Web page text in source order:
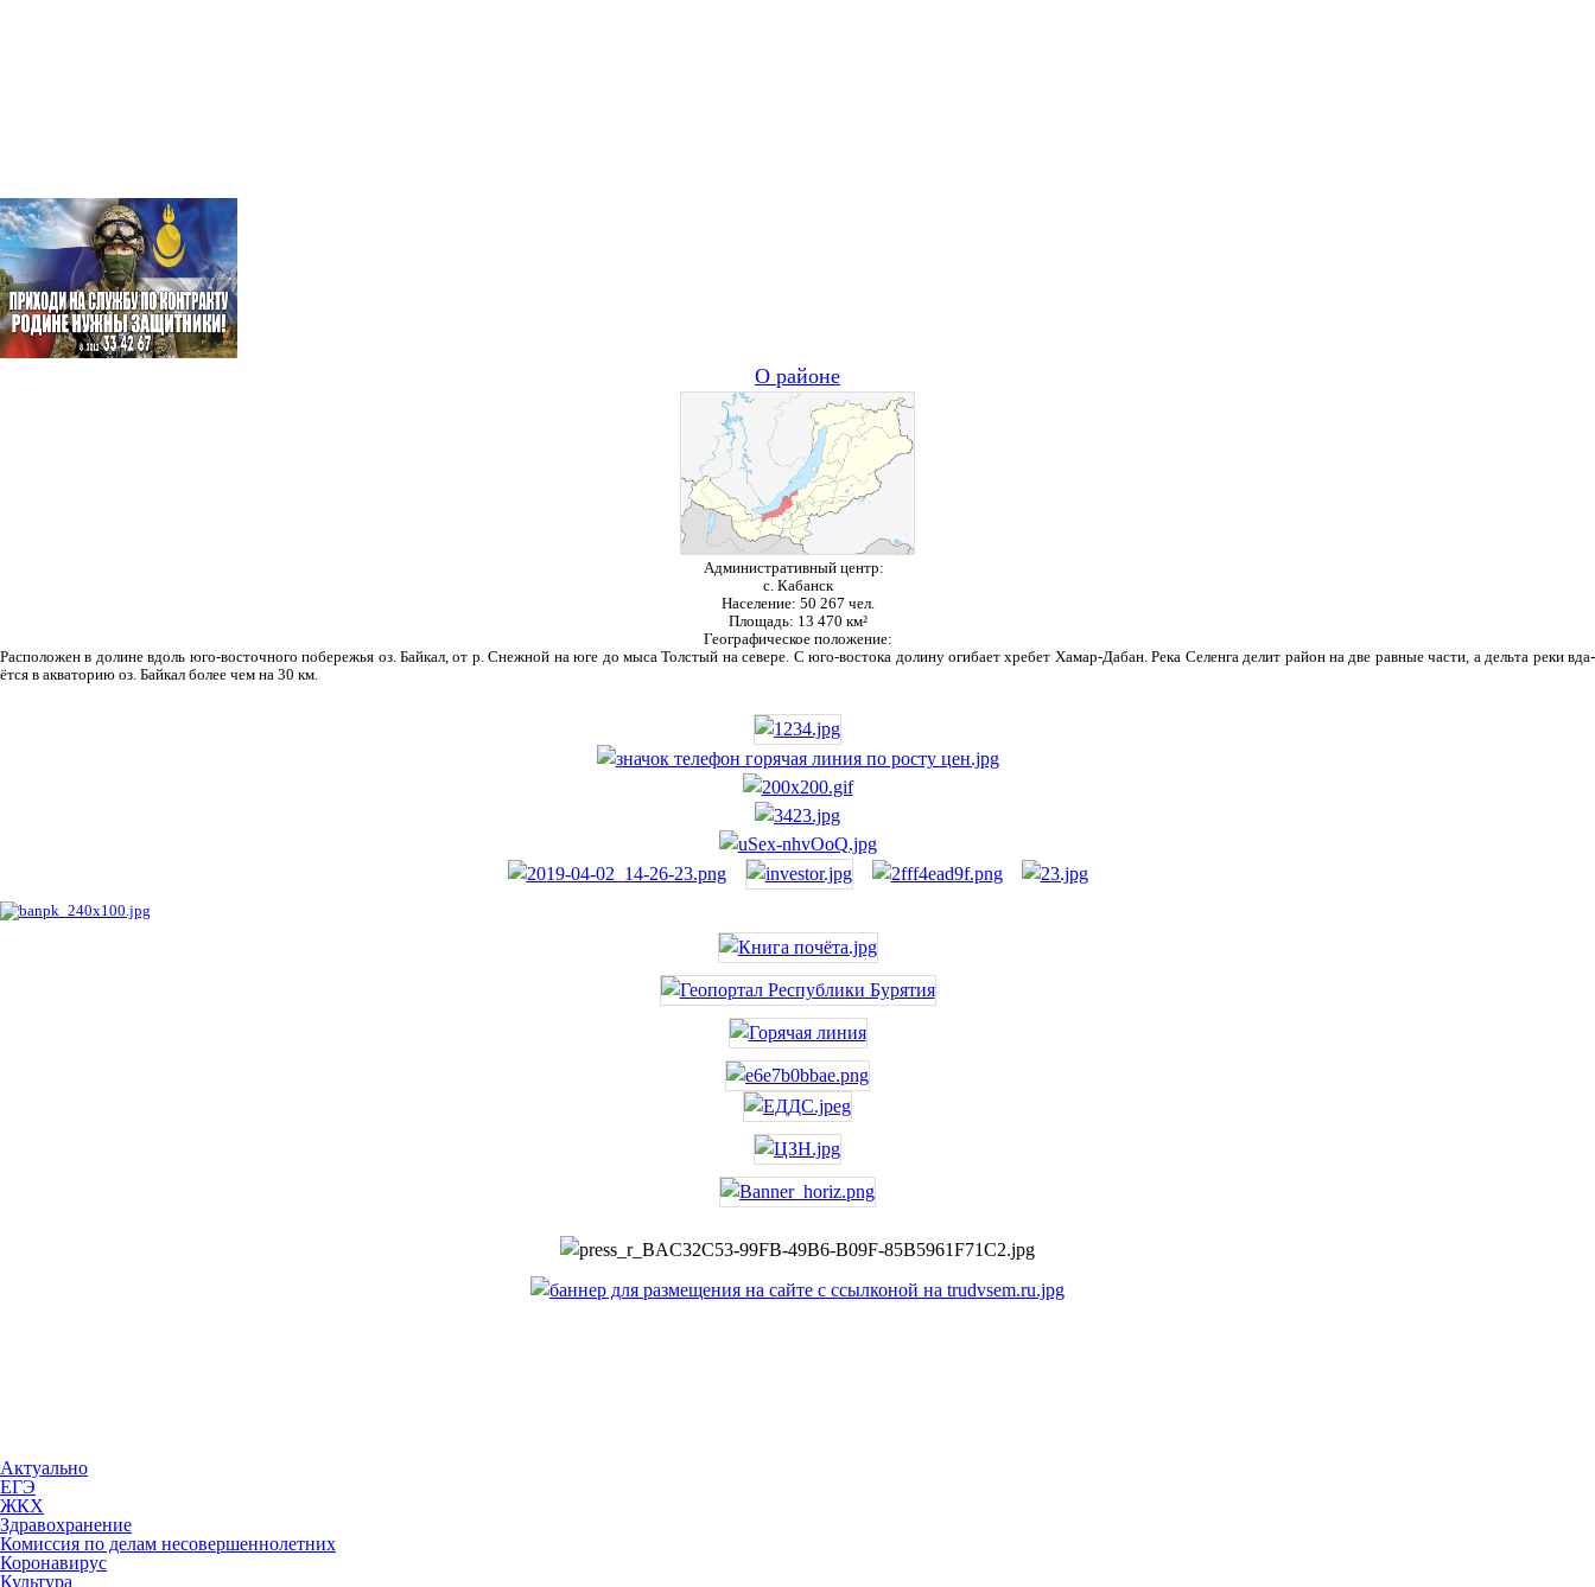
О районе
Административный центр:
с. Кабанск
Население: 50 267 чел.
Площадь: 13 470 км²
Географическое положение:
Рас­положен в долине вдоль юго-восточного побережья оз. Байкал, от р. Снежной на юге до мыса Толстый на севере. С юго-востока долину огибает хребет Хамар-Дабан. Река Селенга делит район на две равные части, а дельта реки вда­
ётся в акваторию оз. Байкал более чем на 30 км.
Актуально
ЕГЭ
ЖКХ
Здравохранение
Комиссия по делам несовершеннолетних
Коронавирус
Культура